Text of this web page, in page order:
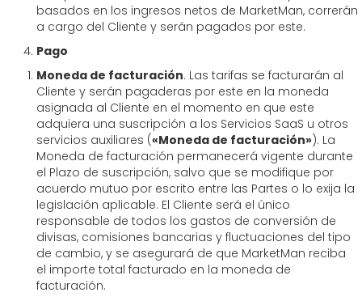
basados en los ingresos netos de MarketMan, correrán
a cargo del Cliente y serán pagados por este.
Pago
Moneda de facturación. Las tarifas se facturarán al
Cliente y serán pagaderas por este en la moneda
asignada al Cliente en el momento en que este
adquiera una suscripción a los Servicios SaaS u otros
servicios auxiliares («Moneda de facturación»). La
Moneda de facturación permanecerá vigente durante
el Plazo de suscripción, salvo que se modifique por
acuerdo mutuo por escrito entre las Partes o lo exija la
legislación aplicable. El Cliente será el único
responsable de todos los gastos de conversión de
divisas, comisiones bancarias y fluctuaciones del tipo
de cambio, y se asegurará de que MarketMan reciba
el importe total facturado en la moneda de
facturación.